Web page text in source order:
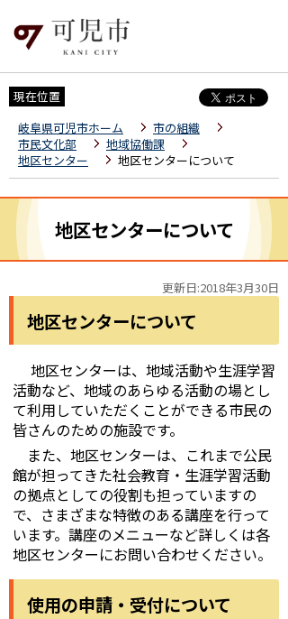
現在位置
岐阜県可児市ホーム
市の組織
市民文化部
地域協働課
地区センター
地区センターについて
地区センターについて
更新日:2018年3月30日
地区センターについて
地区センターは、地域活動や生涯学習
活動など、地域のあらゆる活動の場とし
て利用していただくことができる市民の
皆さんのための施設です。
また、地区センターは、これまで公民
館が担ってきた社会教育・生涯学習活動
の拠点としての役割も担っていますの
で、さまざまな特徴のある講座を行って
います。講座のメニューなど詳しくは各
地区センターにお問い合わせください。
使用の申請・受付について